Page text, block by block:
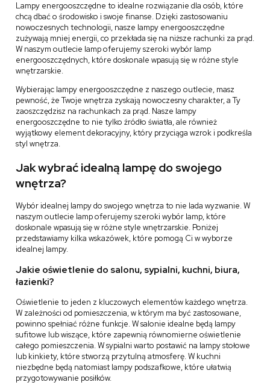
Lampy energooszczędne to idealne rozwiązanie dla osób, które
chcą dbać o środowisko i swoje finanse. Dzięki zastosowaniu
nowoczesnych technologii, nasze lampy energooszczędne
zużywają mniej energii, co przekłada się na niższe rachunki za prąd.
W naszym outlecie lamp oferujemy szeroki wybór lamp
energooszczędnych, które doskonale wpasują się w różne style
wnętrzarskie.
Wybierając lampy energooszczędne z naszego outlecie, masz
pewność, że Twoje wnętrza zyskają nowoczesny charakter, a Ty
zaoszczędzisz na rachunkach za prąd. Nasze lampy
energooszczędne to nie tylko źródło światła, ale również
wyjątkowy element dekoracyjny, który przyciąga wzrok i podkreśla
styl wnętrza.
Jak wybrać idealną lampę do swojego
wnętrza?
Wybór idealnej lampy do swojego wnętrza to nie lada wyzwanie. W
naszym outlecie lamp oferujemy szeroki wybór lamp, które
doskonale wpasują się w różne style wnętrzarskie. Poniżej
przedstawiamy kilka wskazówek, które pomogą Ci w wyborze
idealnej lampy.
Jakie oświetlenie do salonu, sypialni, kuchni, biura,
łazienki?
Oświetlenie to jeden z kluczowych elementów każdego wnętrza.
W zależności od pomieszczenia, w którym ma być zastosowane,
powinno spełniać różne funkcje. W salonie idealne będą lampy
sufitowe lub wiszące, które zapewnią równomierne oświetlenie
całego pomieszczenia. W sypialni warto postawić na lampy stołowe
lub kinkiety, które stworzą przytulną atmosferę. W kuchni
niezbędne będą natomiast lampy podszafkowe, które ułatwią
przygotowywanie posiłków.